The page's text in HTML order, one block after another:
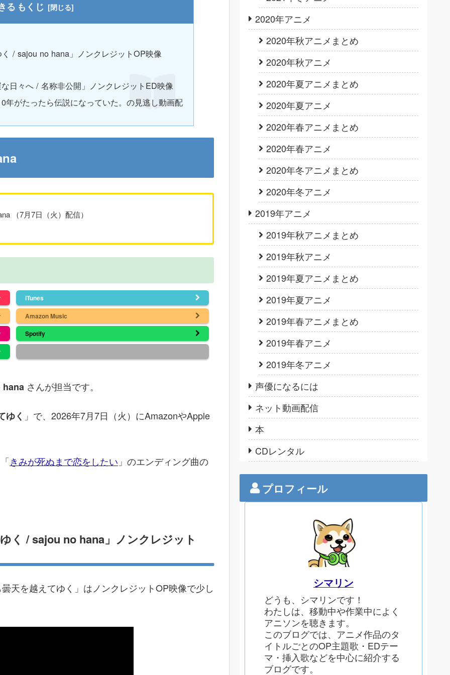
もくじ
/ sajou no hana」ノンクレジットOP映像
日々へ / 名称非公開」ノンクレジットED映像
年がたったら伝説になっていた。の見逃し動画配
（7月7日（火）配信）
iTunes
Amazon Music
Spotify
さんが担当です。
ゆく 」で、2026年7月7日（火）にAmazonやApple
きみが死ぬまで恋をしたい 」のエンディング曲の
く / sajou no hana」ノンクレジット
天を越えてゆく」はノンクレジットOP映像で少し
2020年アニメ
2020年秋アニメまとめ
2020年秋アニメ
2020年夏アニメまとめ
2020年夏アニメ
2020年春アニメまとめ
2020年春アニメ
2020年冬アニメまとめ
2020年冬アニメ
2019年アニメ
2019年秋アニメまとめ
2019年秋アニメ
2019年夏アニメまとめ
2019年夏アニメ
2019年春アニメまとめ
2019年春アニメ
2019年冬アニメ
声優になるには
ネット動画配信
本
CDレンタル
プロフィール
シマリン
どうも、シマリンです！
わたしは、移動中や作業中によく
アニソンを聴きます。
このブログでは、アニメ作品のタ
イトルごとのOP主題歌・EDテー
マ・挿入歌などを中心に紹介する
ブログです。